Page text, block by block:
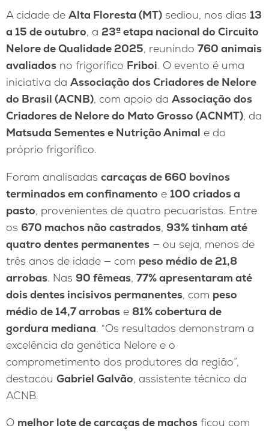
A cidade de Alta Floresta (MT) sediou, nos dias 13
a 15 de outubro, a 23ª etapa nacional do Circuito
Nelore de Qualidade 2025, reunindo 760 animais
avaliados no frigorífico Friboi. O evento é uma
iniciativa da Associação dos Criadores de Nelore
do Brasil (ACNB), com apoio da Associação dos
Criadores de Nelore do Mato Grosso (ACNMT), da
Matsuda Sementes e Nutrição Animal e do
próprio frigorífico.
Foram analisadas carcaças de 660 bovinos
terminados em confinamento e 100 criados a
pasto, provenientes de quatro pecuaristas. Entre
os 670 machos não castrados, 93% tinham até
quatro dentes permanentes — ou seja, menos de
três anos de idade — com peso médio de 21,8
arrobas. Nas 90 fêmeas, 77% apresentaram até
dois dentes incisivos permanentes, com peso
médio de 14,7 arrobas e 81% cobertura de
gordura mediana. “Os resultados demonstram a
excelência da genética Nelore e o
comprometimento dos produtores da região”,
destacou Gabriel Galvão, assistente técnico da
ACNB.
O melhor lote de carcaças de machos ficou com